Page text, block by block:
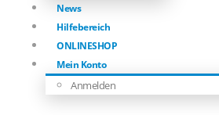
News
Hilfebereich
ONLINESHOP
Mein Konto
Anmelden